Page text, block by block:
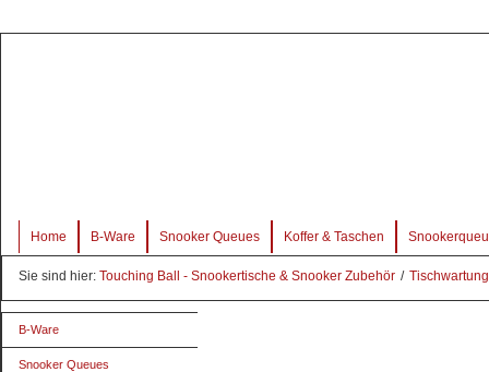
Home B-Ware Snooker Queues Koffer & Taschen
Sie sind hier: Touching Ball - Snookertische & Snooker Zubehör /
B-Ware
Snooker Queues